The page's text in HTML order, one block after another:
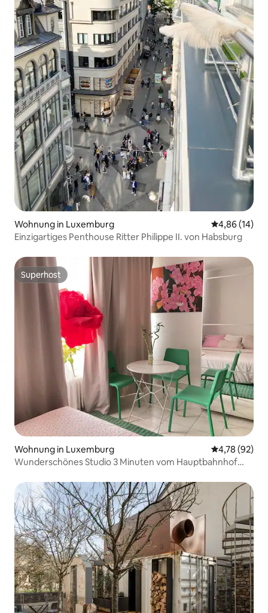
Wohnung in Luxemburg
4,86 (14)
Einzigartiges Penthouse Ritter Philippe II. von Habsburg
Superhost
Superhost
Wohnung in Luxemburg
4,78 (92)
Wunderschönes Studio 3 Minuten vom Hauptbahnhof